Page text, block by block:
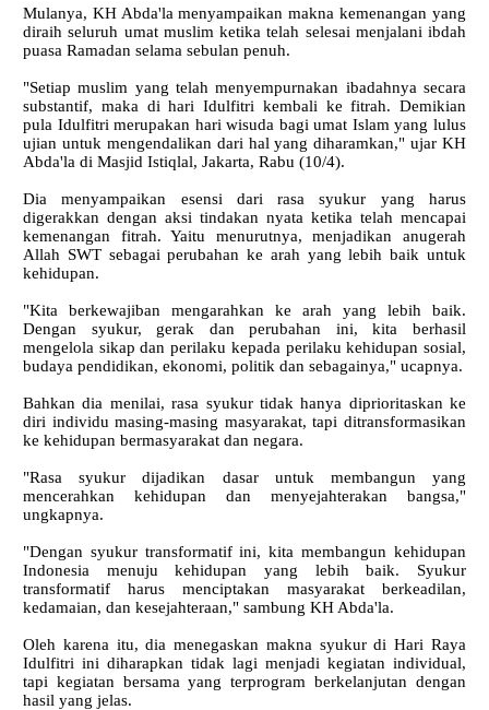
Mulanya, KH Abda'la menyampaikan makna kemenangan yang
diraih seluruh umat muslim ketika telah selesai menjalani ibdah
puasa Ramadan selama sebulan penuh.
"Setiap muslim yang telah menyempurnakan ibadahnya secara
substantif, maka di hari Idulfitri kembali ke fitrah. Demikian
pula Idulfitri merupakan hari wisuda bagi umat Islam yang lulus
ujian untuk mengendalikan dari hal yang diharamkan," ujar KH
Abda'la di Masjid Istiqlal, Jakarta, Rabu (10/4).
Dia menyampaikan esensi dari rasa syukur yang harus
digerakkan dengan aksi tindakan nyata ketika telah mencapai
kemenangan fitrah. Yaitu menurutnya, menjadikan anugerah
Allah SWT sebagai perubahan ke arah yang lebih baik untuk
kehidupan.
"Kita berkewajiban mengarahkan ke arah yang lebih baik.
Dengan syukur, gerak dan perubahan ini, kita berhasil
mengelola sikap dan perilaku kepada perilaku kehidupan sosial,
budaya pendidikan, ekonomi, politik dan sebagainya," ucapnya.
Bahkan dia menilai, rasa syukur tidak hanya diprioritaskan ke
diri individu masing-masing masyarakat, tapi ditransformasikan
ke kehidupan bermasyarakat dan negara.
"Rasa syukur dijadikan dasar untuk membangun yang
mencerahkan kehidupan dan menyejahterakan bangsa,"
ungkapnya.
"Dengan syukur transformatif ini, kita membangun kehidupan
Indonesia menuju kehidupan yang lebih baik. Syukur
transformatif harus menciptakan masyarakat berkeadilan,
kedamaian, dan kesejahteraan," sambung KH Abda'la.
Oleh karena itu, dia menegaskan makna syukur di Hari Raya
Idulfitri ini diharapkan tidak lagi menjadi kegiatan individual,
tapi kegiatan bersama yang terprogram berkelanjutan dengan
hasil yang jelas.